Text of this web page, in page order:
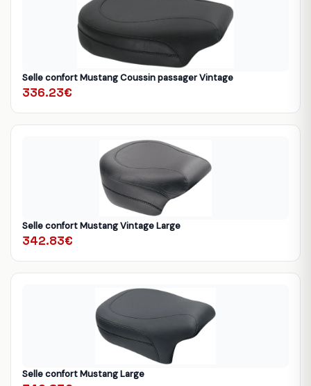
Selle confort Mustang Coussin passager Vintage
336.23€
Selle confort Mustang Vintage Large
342.83€
Selle confort Mustang Large